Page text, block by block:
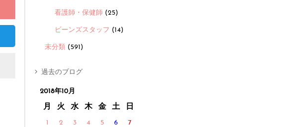
看護師・保健師 (25)
ビーンズスタッフ (14)
未分類 (591)
過去のブログ
2018年10月
月 火 水 木 金 土 日
1 2 3 4 5 6
7